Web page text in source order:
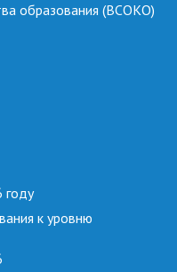
образования (ВСОКО)
году
к уровню